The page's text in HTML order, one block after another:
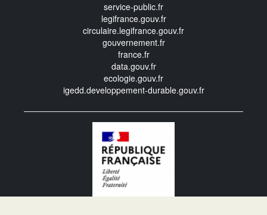
service-public.fr
legifrance.gouv.fr
circulaire.legifrance.gouv.fr
gouvernement.fr
france.fr
data.gouv.fr
ecologie.gouv.fr
igedd.developpement-durable.gouv.fr